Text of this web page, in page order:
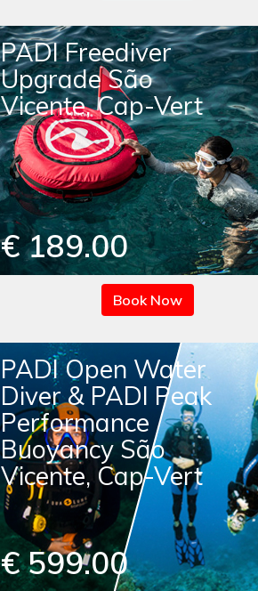
PADI Freediver
Upgrade São
Vicente, Cap-Vert
€ 189.00
Book Now
PADI Open Water
Diver & PADI Peak
Performance
Buoyancy São
Vicente, Cap-Vert
€ 599.00